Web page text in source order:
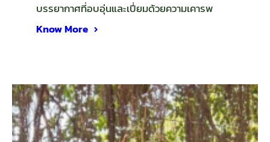
บรรยากาศที่อบอุ่นและเปี่ยมด้วยความเคารพ
Know More